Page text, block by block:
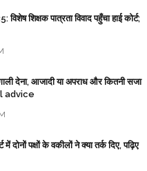
शिक्षक पात्रता विवाद पहुँचा हाई कोर्ट;
देना, आजादी या अपराध और कितनी सजा
advice
दोनों पक्षों के वकीलों ने क्या तर्क दिए, पढ़िए